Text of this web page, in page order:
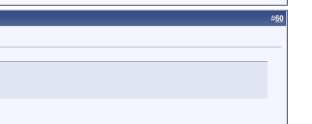
#60